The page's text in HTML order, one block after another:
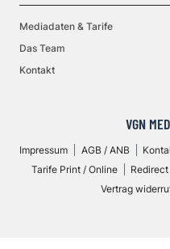
Mediadaten & Tarife
Das Team
Kontakt
VGN
Impressum AGB / ANB
Tarife Print / Online
Vertrag